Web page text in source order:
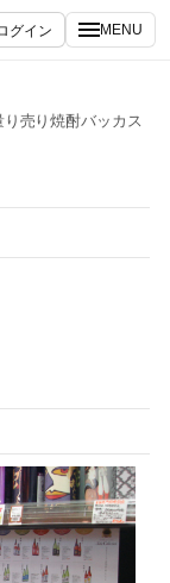
グイン MENU
売り焼酎バッカス